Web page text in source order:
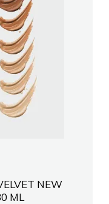
NEW
ML